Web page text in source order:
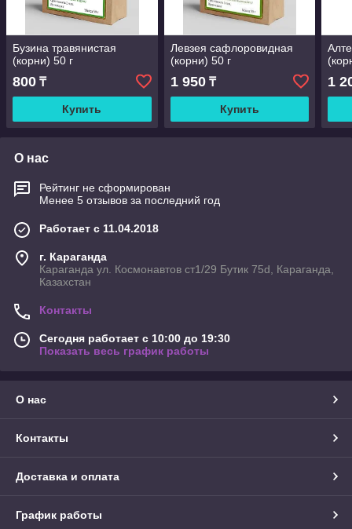
Бузина травянистая
(корни) 50 г
800 ₸
Купить
Левзея сафлоровидная
(корни) 50 г
1 950₸
Купить
1
О нас
Рейтинг не сформирован
Менее 5 отзывов за последний год
Работает с 11.04.2018
г. Караганда
Караганда ул. Космонавтов ст1/29 Бутик 75d, Караганда,
Казахстан
Контакты
Сегодня работает с 10:00 до 19:30
Показать весь график работы
О нас
Контакты
Доставка и оплата
График работы